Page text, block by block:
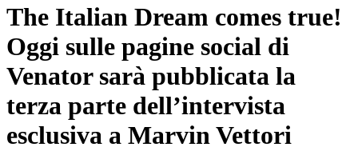
The Italian Dream comes true!
Oggi sulle pagine social di
Venator sarà pubblicata la
terza parte dell’intervista
esclusiva a Marvin Vettori